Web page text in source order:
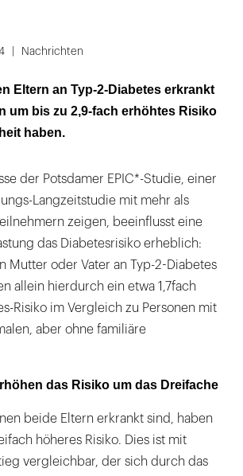
Nachrichten
Eltern an Typ-2-Diabetes erkrankt
um bis zu 2,9-fach erhöhtes Risiko
haben.
der Potsdamer EPIC*-Studie, einer
Langzeitstudie mit mehr als
zeigen, beeinflusst eine
das Diabetesrisiko erheblich:
Mutter oder Vater an Typ-2-Diabetes
allein hierdurch ein etwa 1,7fach
Risiko im Vergleich zu Personen mit
aber ohne familiäre
das Risiko um das Dreifache
beide Eltern erkrankt sind, haben
höheres Risiko. Dies ist mit
vergleichbar, der sich durch das